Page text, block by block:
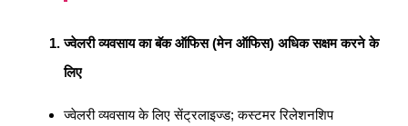
ज्वेलरी व्यवसाय का बॅक ऑफिस (मेन ऑफिस) अधिक सक्षम करने के
लिए
ज्वेलरी व्यवसाय के लिए सेंट्रलाइज्ड; कस्टमर रिलेशनशिप